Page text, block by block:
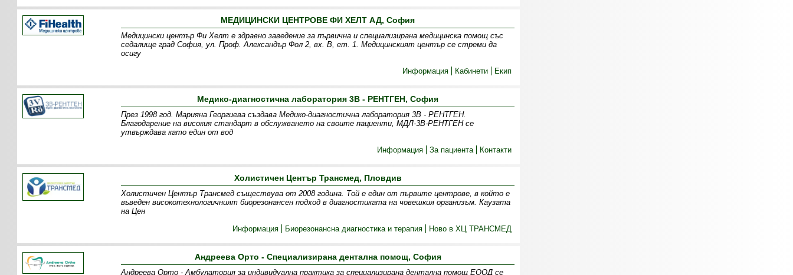
МЕДИЦИНСКИ ЦЕНТРОВЕ ФИ ХЕЛТ АД, София
Медицински център Фи Хелт е здравно заведение за първична и специализирана медицинска помощ със
седалище град София, ул. Проф. Александър Фол 2, вх. В, ет. 1. Медицинският център се стреми да
осигу
Информация
Кабинети Екип
Медико-диагностична лаборатория 3В - РЕНТГЕН, София
През 1998 год. Марияна Георгиева създава Медико-диагностична лаборатория 3В - РЕНТГЕН.
Благодарение на високия стандарт в обслужването на своите пациенти, МДЛ-3В-РЕНТГЕН се
утвърждава като един от вод
Информация
За пациента Контакти
Холистичен Център Трансмед, Пловдив
Холистичен Център Трансмед съществува от 2008 година. Той е един от първите центрове, в който е
въведен високотехнологичният биорезонансен подход в диагностиката на човешкия организъм. Каузата
на Цен
Информация
Биорезонансна диагностика и терапия Ново в ХЦ ТРАНСМЕД
Андреева Орто - Специализирана дентална помощ, София
Андреева Орто - Амбулатория за индивидуална практика за специализирана дентална помощ ЕООД се